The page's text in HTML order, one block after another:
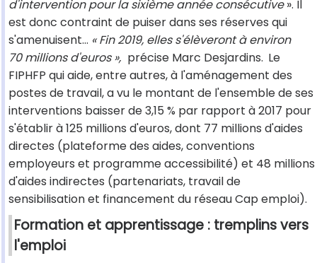
d'intervention pour la sixième année consécutive». Il
est donc contraint de puiser dans ses réserves qui
s'amenuisent... « Fin 2019, elles s'élèveront à environ
70 millions d'euros », précise Marc Desjardins. Le
FIPHFP qui aide, entre autres, à l'aménagement des
postes de travail, a vu le montant de l'ensemble de ses
interventions baisser de 3,15 % par rapport à 2017 pour
s'établir à 125 millions d'euros, dont 77 millions d'aides
directes (plateforme des aides, conventions
employeurs et programme accessibilité) et 48 millions
d'aides indirectes (partenariats, travail de
sensibilisation et financement du réseau Cap emploi).
Formation et apprentissage : tremplins vers
l'emploi